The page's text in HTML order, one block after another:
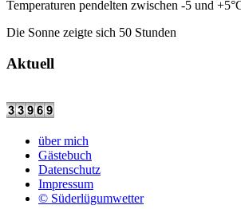
Temperaturen pendelten zwischen -5 und
Die Sonne zeigte sich 50 Stunden
Aktuell
über mich
Gästebuch
Datenschutz
Impressum
© Süderlügumwetter